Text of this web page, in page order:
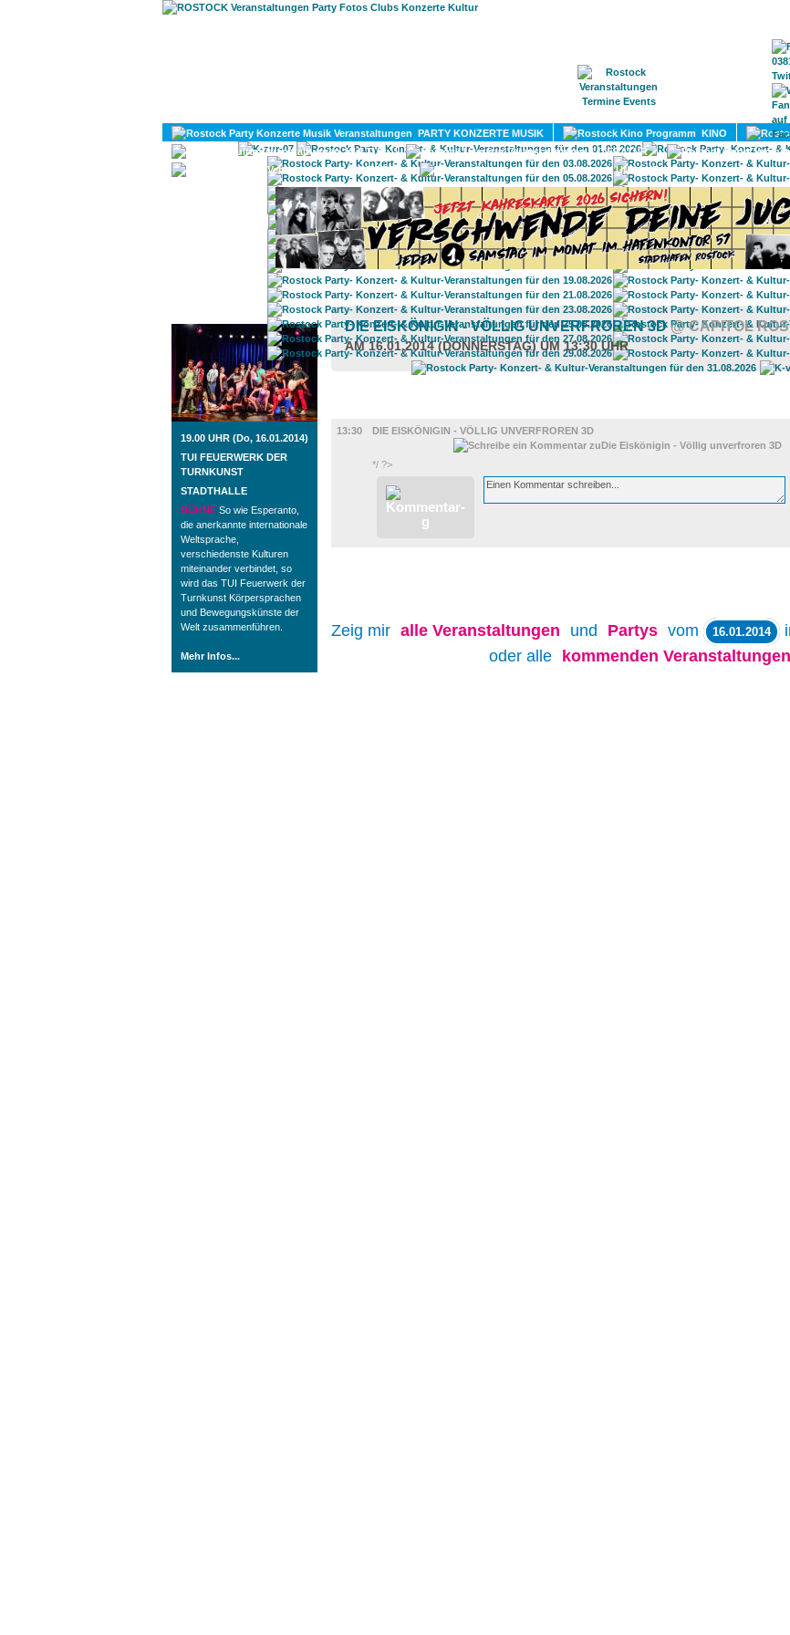
PARTY KONZERTE MUSIK KINO
KULTUR
LITERATUR
DIVERSES
UMLAND
ROSTOCK TAGESTIPP
19.00 UHR (Do, 16.01.2014)
TUI FEUERWERK DER
TURNKUNST
STADTHALLE
BÜHNE So wie Esperanto,
die anerkannte internationale
Weltsprache,
verschiedenste Kulturen
miteinander verbindet, so
wird das TUI Feuerwerk der
Turnkunst Körpersprachen
und Bewegungskünste der
Welt zusammenführen.
Mehr Infos...
DIE EISKÖNIGIN - VÖLLIG UNVERFROREN 3D@ CAPITOL
AM 16.01.2014 (DONNERSTAG) UM 13:30 UHR
13:30
DIE EISKÖNIGIN - VÖLLIG UNVERFROREN 3D
*/ ?>
Zeig mir alle Veranstaltungen und Partys vom 16.01.2014
oder alle
kommenden Veranstaltungen